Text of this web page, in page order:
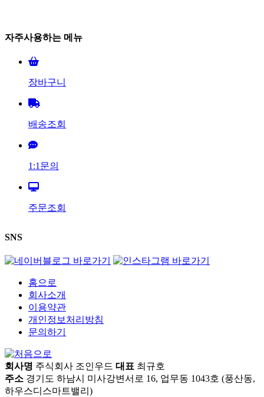
자주사용하는 메뉴
장바구니
배송조회
1:1문의
주문조회
SNS
홈으로
회사소개
이용약관
개인정보처리방침
문의하기
회사명 주식회사 조인우드 대표 최규호
주소 경기도 하남시 미사강변서로 16, 업무동 1043호 (풍산동,
하우스디스마트밸리)